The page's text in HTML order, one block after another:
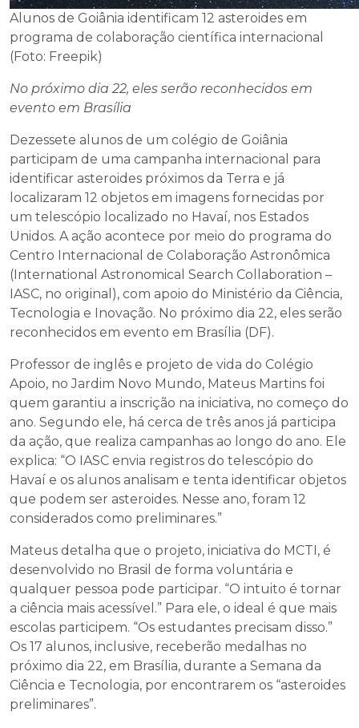
Alunos de Goiânia identificam 12 asteroides em
programa de colaboração científica internacional
(Foto: Freepik)
No próximo dia 22, eles serão reconhecidos em
evento em Brasília
Dezessete alunos de um colégio de Goiânia
participam de uma campanha internacional para
identificar asteroides próximos da Terra e já
localizaram 12 objetos em imagens fornecidas por
um telescópio localizado no Havaí, nos Estados
Unidos. A ação acontece por meio do programa do
Centro Internacional de Colaboração Astronômica
(International Astronomical Search Collaboration –
IASC, no original), com apoio do Ministério da Ciência,
Tecnologia e Inovação. No próximo dia 22, eles serão
reconhecidos em evento em Brasília (DF).
Professor de inglês e projeto de vida do Colégio
Apoio, no Jardim Novo Mundo, Mateus Martins foi
quem garantiu a inscrição na iniciativa, no começo do
ano. Segundo ele, há cerca de três anos já participa
da ação, que realiza campanhas ao longo do ano. Ele
explica: “O IASC envia registros do telescópio do
Havaí e os alunos analisam e tenta identificar objetos
que podem ser asteroides. Nesse ano, foram 12
considerados como preliminares.”
Mateus detalha que o projeto, iniciativa do MCTI, é
desenvolvido no Brasil de forma voluntária e
qualquer pessoa pode participar. “O intuito é tornar
a ciência mais acessível.” Para ele, o ideal é que mais
escolas participem. “Os estudantes precisam disso.”
Os 17 alunos, inclusive, receberão medalhas no
próximo dia 22, em Brasília, durante a Semana da
Ciência e Tecnologia, por encontrarem os “asteroides
preliminares”.